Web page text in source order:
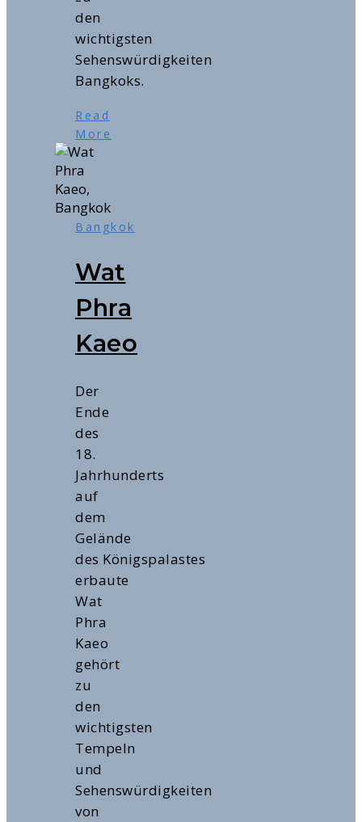
den
wichtigsten
Sehenswürdigkeiten
Bangkoks.
Read
More
Bangkok
Wat
Phra
Kaeo
Der
Ende
des
18.
Jahrhunderts
auf
dem
Gelände
des Königspalastes
erbaute
Wat
Phra
Kaeo
gehört
zu
den
wichtigsten
Tempeln
und
Sehenswürdigkeiten
von